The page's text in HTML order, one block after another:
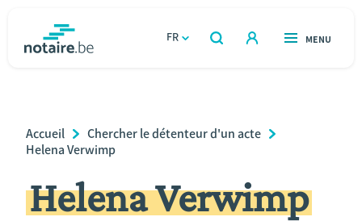
FR
OUVERT
RECHERCHER
OUVERT
MENU
Relations et vivre ensemble
Héritage et donations
Breadcrumb
Accueil
Chercher le détenteur d'un acte
Helena Verwimp
Helena Verwimp